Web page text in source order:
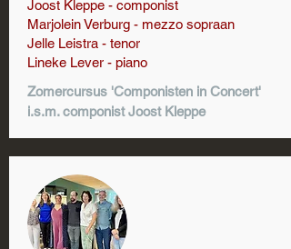
Joost Kleppe - componist
Marjolein Verburg - mezzo sopraan
Jelle Leistra - tenor
Lineke Lever - piano
Zomercursus 'Componisten in Concert'
i.s.m. componist Joost Kleppe